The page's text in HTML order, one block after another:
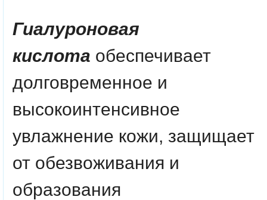
Гиалуроновая
кислота обеспечивает
долговременное и
высокоинтенсивное
увлажнение кожи, защищает
от обезвоживания и
образования